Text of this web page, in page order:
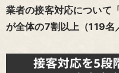
業者の接客対応について
が全体の7割以上（119名